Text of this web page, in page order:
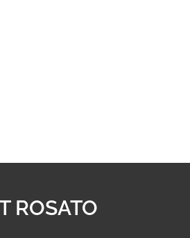
ROSATO